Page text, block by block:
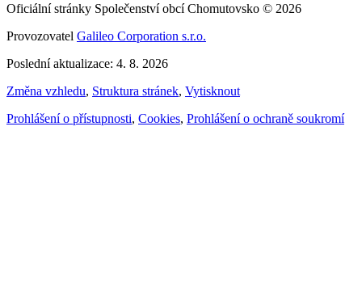
Oficiální stránky Společenství obcí Chomutovsko © 2026
Provozovatel Galileo Corporation s.r.o.
Poslední aktualizace: 4. 8. 2026
Změna vzhledu, Struktura stránek, Vytisknout
Prohlášení o přístupnosti, Cookies, Prohlášení o ochraně soukromí